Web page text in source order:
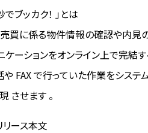
ブッカク！ 」とは
買に係る物件情報の確認や内見
ケーションをオンライン上で完結
や FAX で行っていた作業をシス
させます 。
リース本文